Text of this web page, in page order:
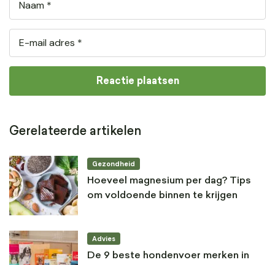
Gerelateerde artikelen
Gezondheid
Hoeveel magnesium per dag? Tips
om voldoende binnen te krijgen
Advies
De 9 beste hondenvoer merken in